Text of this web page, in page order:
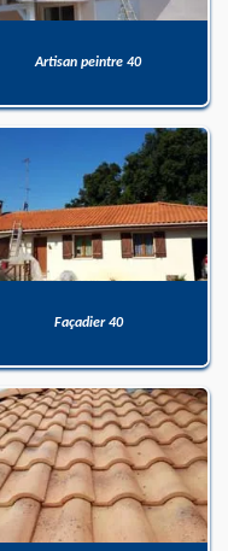
Artisan peintre 40
Façadier 40